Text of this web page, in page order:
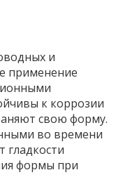
и
применение
к коррозии
свою форму.
во времени
гладкости
формы при